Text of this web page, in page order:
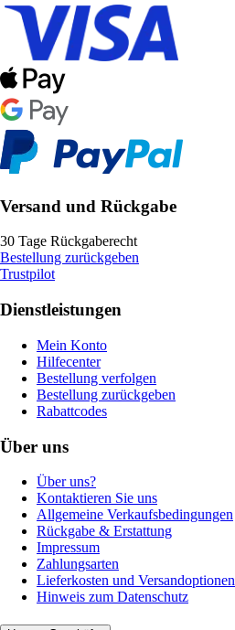
Versand und Rückgabe
30 Tage Rückgaberecht
Bestellung zurückgeben
Trustpilot
Dienstleistungen
Mein Konto
Hilfecenter
Bestellung verfolgen
Bestellung zurückgeben
Rabattcodes
Über uns
Über uns?
Kontaktieren Sie uns
Allgemeine Verkaufsbedingungen
Rückgabe & Erstattung
Impressum
Zahlungsarten
Lieferkosten und Versandoptionen
Hinweis zum Datenschutz